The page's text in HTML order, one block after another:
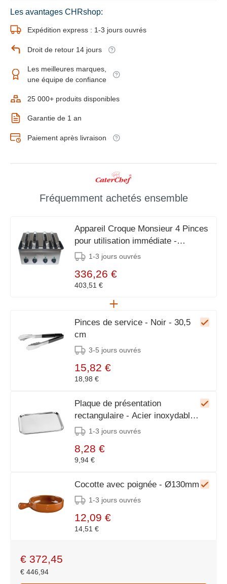
Les avantages CHRshop:
Expédition express : 1-3 jours ouvrés
Droit de retour 14 jours
Les meilleures marques,
une équipe de confiance
25 000+ produits disponibles
Garantie de 1 an
Paiement après livraison
Fréquemment achetés ensemble
Appareil Croque Monsieur 4 Pinces
pour utilisation immédiate -
31x38x(H)29cm - 2400W
1-3 jours ouvrés
336,26 €
403,51 €
Pinces de service - Noir - 30,5
cm
3-5 jours ouvrés
15,82 €
18,98 €
Plaque de présentation
rectangulaire - Acier inoxydable -
32x23cm
1-3 jours ouvrés
8,28 €
9,94 €
Cocotte avec poignée - Ø130mm
1-3 jours ouvrés
12,09 €
14,51 €
€ 372,45
€ 446,94